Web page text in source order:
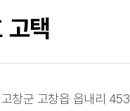
고택
창군 고창읍 읍내리 453